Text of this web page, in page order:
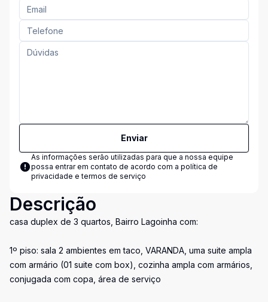
Enviar
As informações serão utilizadas para que a nossa equipe
possa entrar em contato de acordo com a política de
privacidade e termos de serviço
Descrição
casa duplex de 3 quartos, Bairro Lagoinha com:
1º piso: sala 2 ambientes em taco, VARANDA, uma suite ampla
com armário (01 suite com box), cozinha ampla com armários,
conjugada com copa, área de serviço